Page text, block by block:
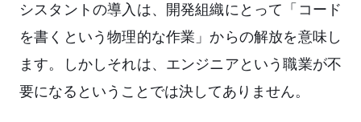
シスタントの導入は、開発組織にとって「コード
を書くという物理的な作業」からの解放を意味し
ます。しかしそれは、エンジニアという職業が不
要になるということでは決してありません。